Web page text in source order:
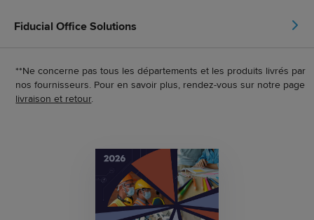
Fiducial Office Solutions
**Ne concerne pas tous les départements et les produits livrés par
nos fournisseurs. Pour en savoir plus, rendez-vous sur notre page
livraison et retour.